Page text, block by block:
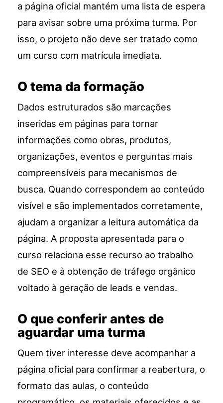
a página oficial mantém uma lista de espera
para avisar sobre uma próxima turma. Por
isso, o projeto não deve ser tratado como
um curso com matrícula imediata.
O tema da formação
Dados estruturados são marcações
inseridas em páginas para tornar
informações como obras, produtos,
organizações, eventos e perguntas mais
compreensíveis para mecanismos de
busca. Quando correspondem ao conteúdo
visível e são implementados corretamente,
ajudam a organizar a leitura automática da
página. A proposta apresentada para o
curso relaciona esse recurso ao trabalho
de SEO e à obtenção de tráfego orgânico
voltado à geração de leads e vendas.
O que conferir antes de
aguardar uma turma
Quem tiver interesse deve acompanhar a
página oficial para confirmar a reabertura, o
formato das aulas, o conteúdo